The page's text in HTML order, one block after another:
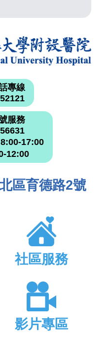
專線
服務
17:00
12:00
區育德路2號
社區服務
影片專區